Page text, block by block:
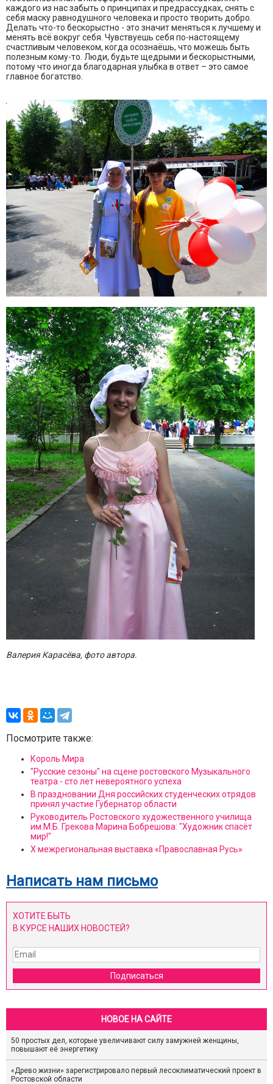
каждого из нас забыть о принципах и предрассудках, снять с
себя маску равнодушного человека и просто творить добро.
Делать что-то бескорыстно - это значит меняться к лучшему и
менять всё вокруг себя. Чувствуешь себя по-настоящему
счастливым человеком, когда осознаёшь, что можешь быть
полезным кому-то. Люди, будьте щедрыми и бескорыстными,
потому что иногда благодарная улыбка в ответ – это самое
главное богатство.
Валерия Карасёва, фото автора.
Посмотрите также:
Король Мира
"Русские сезоны" на сцене ростовского Музыкального
театра - сто лет невероятного успеха
В праздновании Дня российских студенческих отрядов
принял участие Губернатор области
Руководитель Ростовского художественного училища
им.М.Б. Грекова Марина Бобрешова: "Художник спасёт
мир!"
X межрегиональная выставка «Православная Русь»
Написать нам письмо
ХОТИТЕ БЫТЬ
В КУРСЕ НАШИХ НОВОСТЕЙ?
Подписаться
НОВОЕ НА САЙТЕ
50 простых дел, которые увеличивают силу замужней женщины,
повышают её энергетику
«Древо жизни» зарегистрировало первый лесоклиматический проект в
Ростовской области